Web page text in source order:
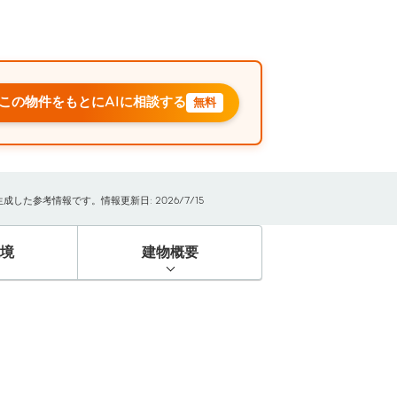
の物件をもとにAIに相談する 無料
した参考情報です。情報更新日: 2026/7/15
建物概要